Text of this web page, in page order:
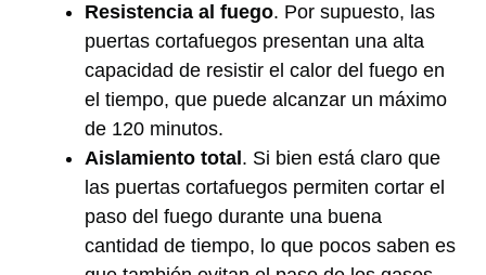
Resistencia al fuego. Por supuesto, las
puertas cortafuegos presentan una alta
capacidad de resistir el calor del fuego en
el tiempo, que puede alcanzar un máximo
de 120 minutos.
Aislamiento total . Si bien está claro que
las puertas cortafuegos permiten cortar el
paso del fuego durante una buena
cantidad de tiempo, lo que pocos saben es